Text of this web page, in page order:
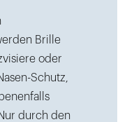
Brille
oder
Schutz,
durch den